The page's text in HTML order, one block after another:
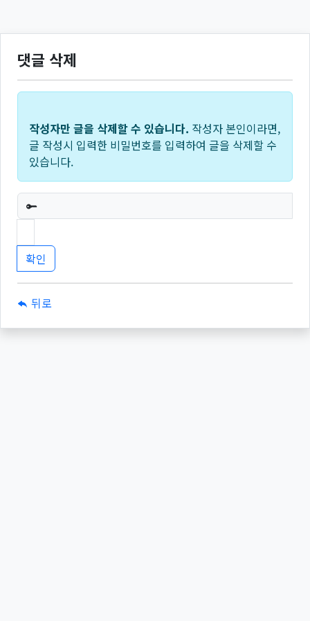
댓글 삭제
작성자만 글을 삭제할 수 있습니다. 작성자 본인이라면,
글 작성시 입력한 비밀번호를 입력하여 글을 삭제할 수
있습니다.
필수
뒤로